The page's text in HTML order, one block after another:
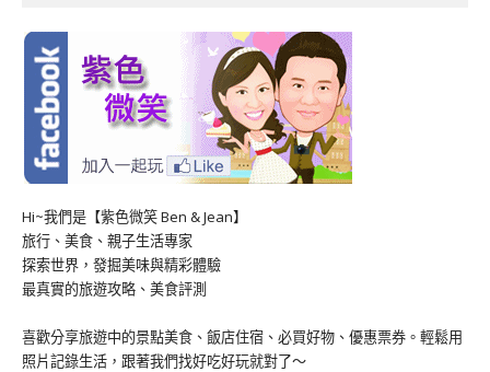
Hi~我們是【紫色微笑 Ben & Jean】
旅行、美食、親子生活專家
探索世界，發掘美味與精彩體驗
最真實的旅遊攻略、美食評測
喜歡分享旅遊中的景點美食、飯店住宿、必買好物、優惠票券。輕鬆用
照片記錄生活，跟著我們找好吃好玩就對了～